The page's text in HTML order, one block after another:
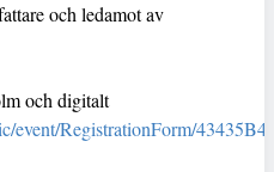
och ledamot av
och digitalt
event/RegistrationForm/